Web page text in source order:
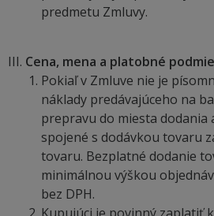
predmetu Zmluvy.
Cena, mena a platobné
Pokiaľ v Zmluve nie je
náklady predávajúceho na
prepravu do miesta dodania
spojené s dodávkou tovaru
tovaru. Bezplatné dodanie
minimálnou výškou
bez DPH.